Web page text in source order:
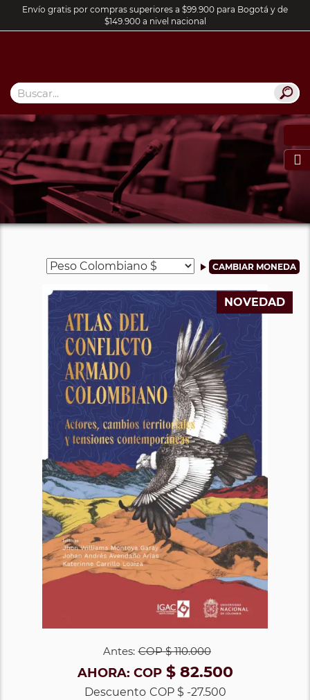
Envío gratis por compras superiores a $99.900 para Bogotá y de
$149.900 a nivel nacional

NOVEDAD
Antes: COP$ 110.000
AHORA: COP$ 82.500
Descuento COP $ -27.500